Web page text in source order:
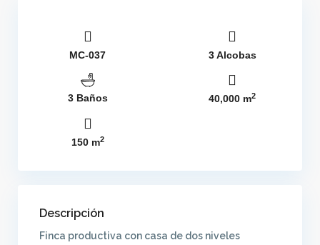
MC-037 3 Alcobas
3 Baños 40,000 m2
150 m2
Descripción
Finca productiva con casa de dos niveles